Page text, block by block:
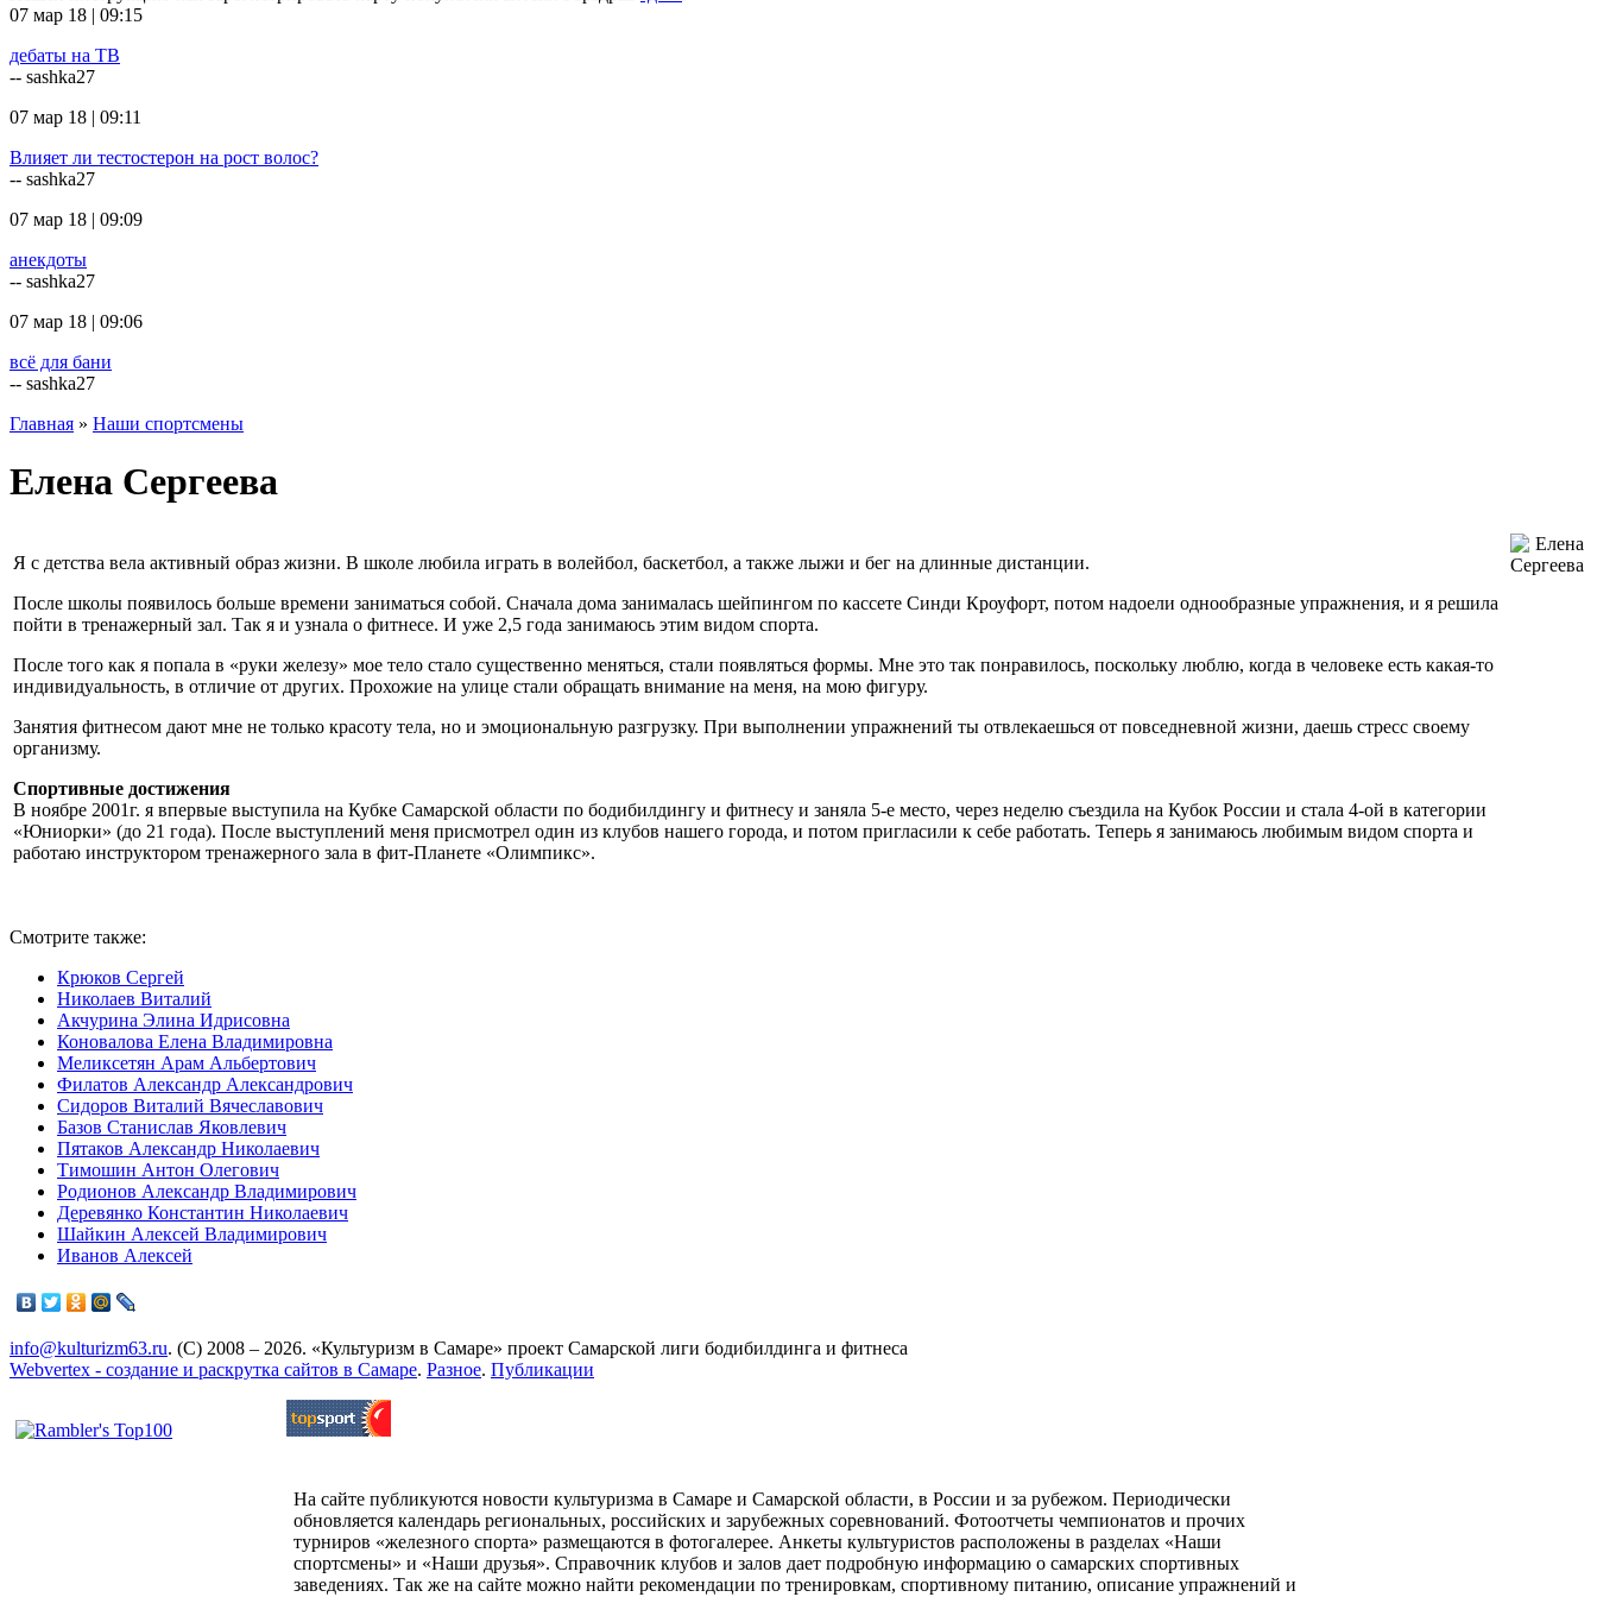
07 мар 18 | 09:15
дебаты на ТВ
-- sashka27
07 мар 18 | 09:11
Влияет ли тестостерон на рост волос?
-- sashka27
07 мар 18 | 09:09
анекдоты
-- sashka27
07 мар 18 | 09:06
всё для бани
-- sashka27
Главная » Наши спортсмены
Елена Сергеева
Я с детства вела активный образ жизни. В школе любила играть в волейбол, баскетбол, а также лыжи и бег на длинные дистанции.
После школы появилось больше времени заниматься собой. Сначала дома занималась шейпингом по кассете Синди Кроуфорт, потом надоели однообразные упражнения, и я решила
пойти в тренажерный зал. Так я и узнала о фитнесе. И уже 2,5 года занимаюсь этим видом спорта.
После того как я попала в «руки железу» мое тело стало существенно меняться, стали появляться формы. Мне это так понравилось, поскольку люблю, когда в человеке есть какая-то
индивидуальность, в отличие от других. Прохожие на улице стали обращать внимание на меня, на мою фигуру.
Занятия фитнесом дают мне не только красоту тела, но и эмоциональную разгрузку. При выполнении упражнений ты отвлекаешься от повседневной жизни, даешь стресс своему
организму.
Спортивные достижения
В ноябре 2001г. я впервые выступила на Кубке Самарской области по бодибилдингу и фитнесу и заняла 5-е место, через неделю съездила на Кубок России и стала 4-ой в категории
«Юниорки» (до 21 года). После выступлений меня присмотрел один из клубов нашего города, и потом пригласили к себе работать. Теперь я занимаюсь любимым видом спорта и
работаю инструктором тренажерного зала в фит-Планете «Олимпикс».
Смотрите также:
Крюков Сергей
Николаев Виталий
Акчурина Элина Идрисовна
Коновалова Елена Владимировна
Меликсетян Арам Альбертович
Филатов Александр Александрович
Сидоров Виталий Вячеславович
Базов Станислав Яковлевич
Пятаков Александр Николаевич
Тимошин Антон Олегович
Родионов Александр Владимирович
Деревянко Константин Николаевич
Шайкин Алексей Владимирович
Иванов Алексей
info@kulturizm63.ru. (C) 2008 – 2026. «Культуризм в Самаре» проект Самарской лиги бодибилдинга и фитнеса
Webvertex - создание и раскрутка сайтов в Самаре. Разное. Публикации
На сайте публикуются новости культуризма в Самаре и Самарской области, в России и за рубежом. Периодически
обновляется календарь региональных, российских и зарубежных соревнований. Фотоотчеты чемпионатов и прочих
турниров «железного спорта» размещаются в фотогалерее. Анкеты культуристов расположены в разделах «Наши
спортсмены» и «Наши друзья». Справочник клубов и залов дает подробную информацию о самарских спортивных
заведениях. Так же на сайте можно найти рекомендации по тренировкам, спортивному питанию, описание упражнений и